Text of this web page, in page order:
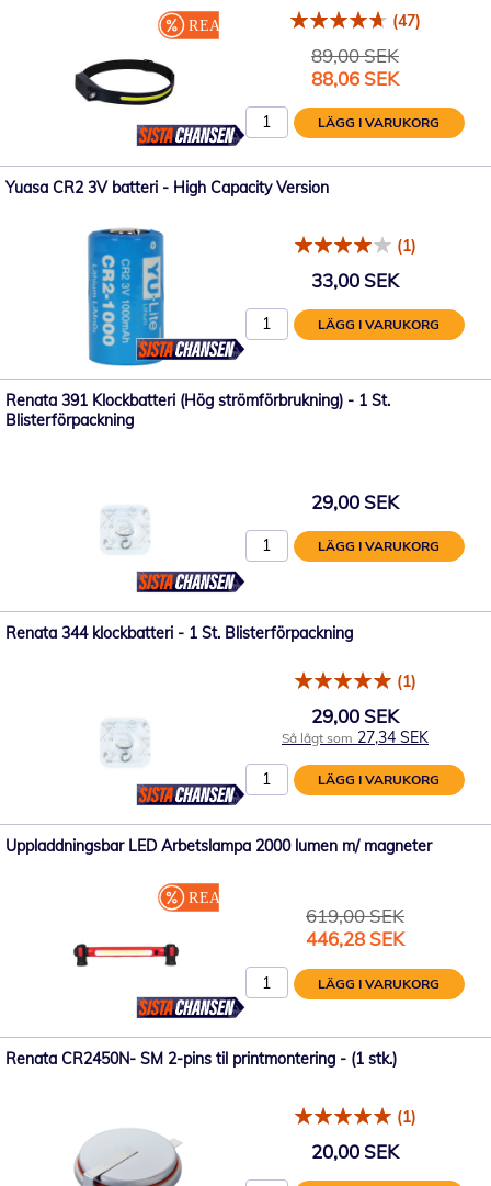
(47)
89,00 SEK
Specialpris
88,06 SEK
LÄGG I VARUKORG
Yuasa CR2 3V batteri - High Capacity Version
(1)
33,00 SEK
LÄGG I VARUKORG
Renata 391 Klockbatteri (Hög strömförbrukning) - 1 St.
Blisterförpackning
29,00 SEK
LÄGG I VARUKORG
Renata 344 klockbatteri - 1 St. Blisterförpackning
(1)
29,00 SEK
Så lågt som 27,34 SEK
LÄGG I VARUKORG
Uppladdningsbar LED Arbetslampa 2000 lumen m/ magneter
619,00 SEK
Specialpris
446,28 SEK
LÄGG I VARUKORG
Renata CR2450N- SM 2-pins til printmontering - (1 stk.)
(1)
20,00 SEK